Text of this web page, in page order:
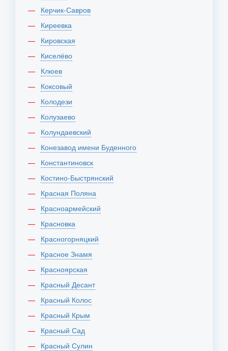
Керчик-Савров
Киреевка
Кировская
Киселёво
Клюев
Коксовый
Колодези
Колузаево
Колундаевский
Конезавод имени Буденного
Константиновск
Костино-Быстрянский
Красная Поляна
Красноармейский
Красновка
Красногорняцкий
Красное Знамя
Красноярская
Красный Десант
Красный Колос
Красный Крым
Красный Сад
Красный Сулин